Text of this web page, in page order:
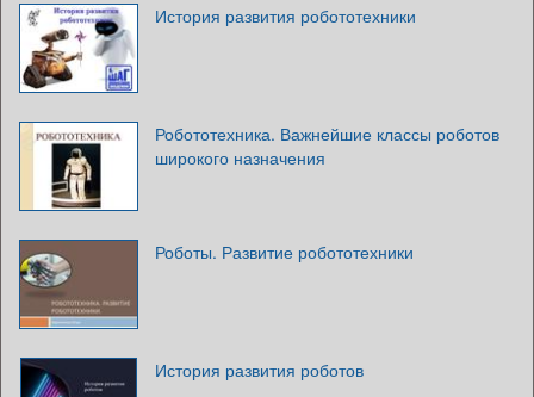
История развития робототехники
Робототехника. Важнейшие классы роботов
широкого назначения
Роботы. Развитие робототехники
История развития роботов